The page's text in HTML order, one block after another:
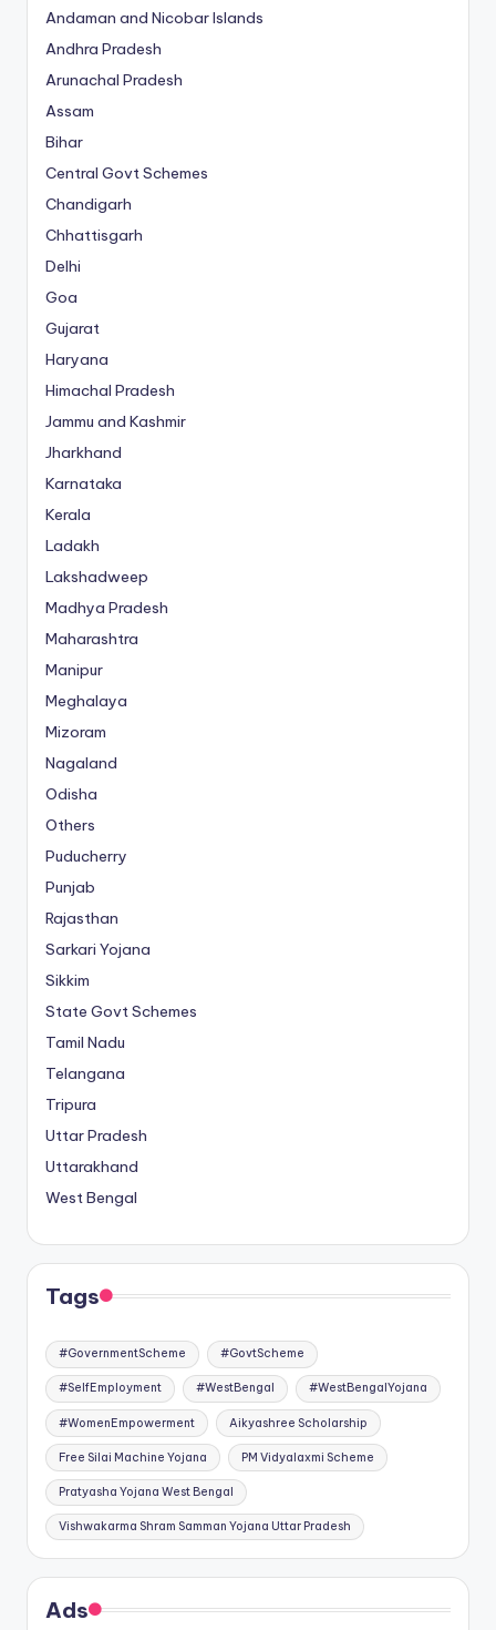
Andaman and Nicobar Islands
Andhra Pradesh
Arunachal Pradesh
Assam
Bihar
Central Govt Schemes
Chandigarh
Chhattisgarh
Delhi
Goa
Gujarat
Haryana
Himachal Pradesh
Jammu and Kashmir
Jharkhand
Karnataka
Kerala
Ladakh
Lakshadweep
Madhya Pradesh
Maharashtra
Manipur
Meghalaya
Mizoram
Nagaland
Odisha
Others
Puducherry
Punjab
Rajasthan
Sarkari Yojana
Sikkim
State Govt Schemes
Tamil Nadu
Telangana
Tripura
Uttar Pradesh
Uttarakhand
West Bengal
Tags
#GovernmentScheme #GovtScheme
#SelfEmployment #WestBengal #WestBengalYojana
#WomenEmpowerment Aikyashree Scholarship
Free Silai Machine Yojana PM Vidyalaxmi Scheme
Pratyasha Yojana West Bengal
Vishwakarma Shram Samman Yojana Uttar Pradesh
Ads